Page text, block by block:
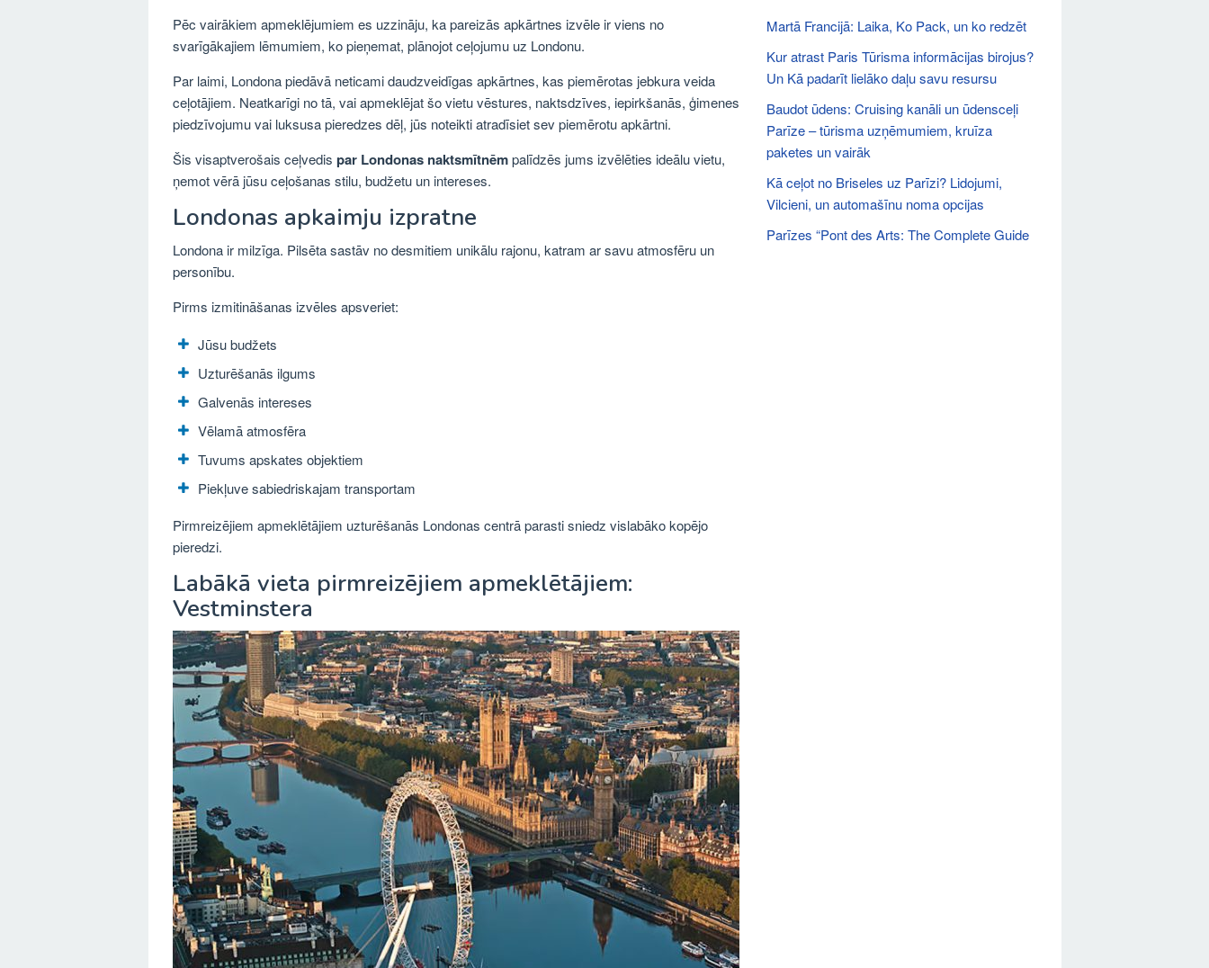
Pēc vairākiem apmeklējumiem es uzzināju, ka pareizās apkārtnes izvēle ir viens no
svarīgākajiem lēmumiem, ko pieņemat, plānojot ceļojumu uz Londonu.
Par laimi, Londona piedāvā neticami daudzveidīgas apkārtnes, kas piemērotas jebkura veida
ceļotājiem. Neatkarīgi no tā, vai apmeklējat šo vietu vēstures, naktsdzīves, iepirkšanās, ģimenes
piedzīvojumu vai luksusa pieredzes dēļ, jūs noteikti atradīsiet sev piemērotu apkārtni.
Šis visaptverošais ceļvedis par Londonas naktsmītnēmpalīdzēs jums izvēlēties ideālu vietu,
ņemot vērā jūsu ceļošanas stilu, budžetu un intereses.
Londonas apkaimju izpratne
Londona ir milzīga. Pilsēta sastāv no desmitiem unikālu rajonu, katram ar savu atmosfēru un
personību.
Pirms izmitināšanas izvēles apsveriet:
Jūsu budžets
Uzturēšanās ilgums
Galvenās intereses
Vēlamā atmosfēra
Tuvums apskates objektiem
Piekļuve sabiedriskajam transportam
Pirmreizējiem apmeklētājiem uzturēšanās Londonas centrā parasti sniedz vislabāko kopējo
pieredzi.
Labākā vieta pirmreizējiem apmeklētājiem:
Vestminstera
Martā Francijā: Laika, Ko Pack, un ko redzēt
Kur atrast Paris Tūrisma informācijas birojus?
Un Kā padarīt lielāko daļu savu resursu
Baudot ūdens: Cruising kanāli un ūdensceļi
Parīze – tūrisma uzņēmumiem, kruīza
paketes un vairāk
Kā ceļot no Briseles uz Parīzi? Lidojumi,
Vilcieni, un automašīnu noma opcijas
Parīzes “Pont des Arts: The Complete Guide